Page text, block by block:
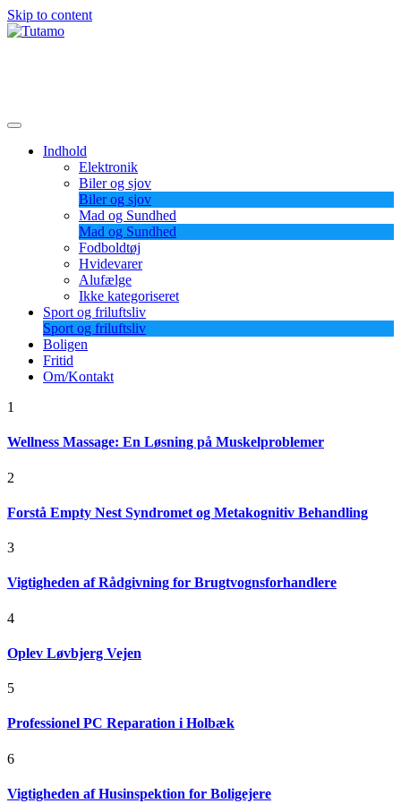
Skip to content
Indhold
Elektronik
Biler og sjov
Biler og sjov
Mad og Sundhed
Mad og Sundhed
Fodboldtøj
Hvidevarer
Alufælge
Ikke kategoriseret
Sport og friluftsliv
Sport og friluftsliv
Boligen
Fritid
Om/Kontakt
1
Wellness Massage: En Løsning på Muskelproblemer
2
Forstå Empty Nest Syndromet og Metakognitiv Behandling
3
Vigtigheden af Rådgivning for Brugtvognsforhandlere
4
Oplev Løvbjerg Vejen
5
Professionel PC Reparation i Holbæk
6
Vigtigheden af Husinspektion for Boligejere